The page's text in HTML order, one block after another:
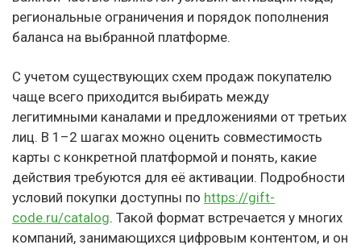
региональные ограничения и порядок пополнения
баланса на выбранной платформе.
С учетом существующих схем продаж покупателю
чаще всего приходится выбирать между
легитимными каналами и предложениями от третьих
лиц. В 1–2 шагах можно оценить совместимость
карты с конкретной платформой и понять, какие
действия требуются для её активации. Подробности
условий покупки доступны по https://gift-
code.ru/catalog. Такой формат встречается у многих
компаний, занимающихся цифровым контентом, и он